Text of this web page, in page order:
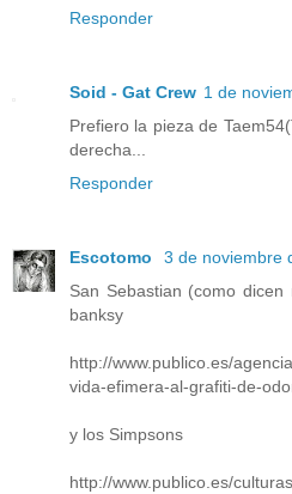
Responder
Soid - Gat Crew 1 de
Prefiero la pieza de
derecha...
Responder
Escotomo
3 de noviembre
San Sebastian (como
banksy
http://www.publico.es/
vida-efimera-al-grafiti-de-
y los Simpsons
http://www.publico.es/